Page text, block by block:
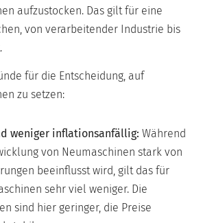
aufzustocken. Das gilt für eine
von verarbeitender Industrie bis
für die Entscheidung, auf
zu setzen:
weniger inflationsanfällig: Während
von Neumaschinen stark von
beeinflusst wird, gilt das für
sehr viel weniger. Die
sind hier geringer, die Preise